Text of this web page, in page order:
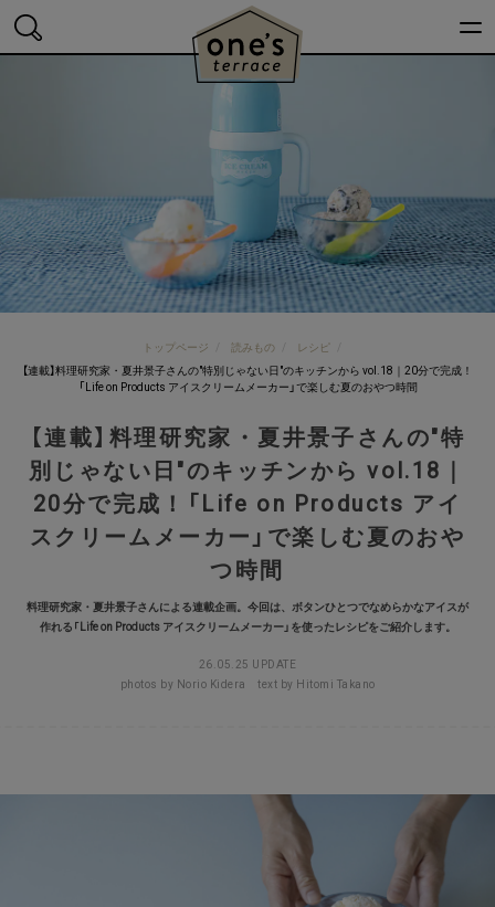
店舗一覧
会社概要
採用情報
Instagram
Facebook
X
LINE
Mail Magazine
トップページ 読みもの
レシピ
【連載】料理研究家・夏井景子さんの"特別じゃない日"のキッチンから vol.18｜20分で完成！
「Life on Products アイスクリームメーカー」で楽しむ夏のおやつ時間
【連載】料理研究家・夏井景子さんの"特
別じゃない日"のキッチンから vol.18｜
20分で完成！「Life on Products アイ
スクリームメーカー」で楽しむ夏のおや
つ時間
料理研究家・夏井景子さんによる連載企画。今回は、ボタンひとつでなめらかなアイスが
作れる「Life on Products アイスクリームメーカー」を使ったレシピをご紹介します。
26.05.25 UPDATE
photos by Norio Kidera text by Hitomi Takano